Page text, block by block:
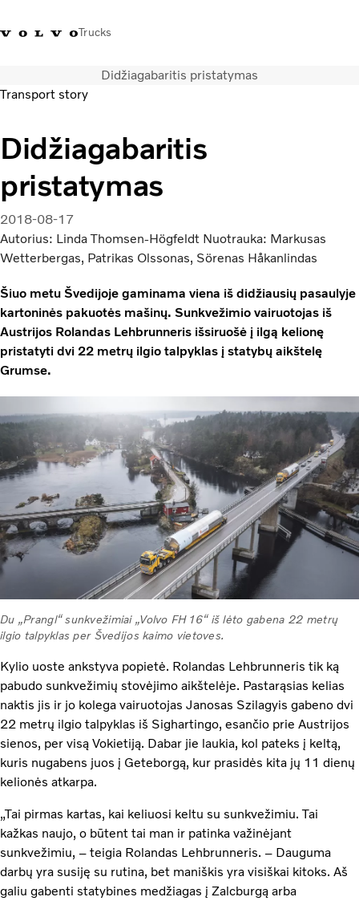
Trucks
Volvo Trucks parduotuvėPrisijungti Lietuva
Transporto sprendimai
Sunkvežimiai
Paslaugos
Volvo Truck Builder
Kontaktai
Naujienos
Apie mus
Didžiagabaritis pristatymas
Transport story
Didžiagabaritis
pristatymas
2018-08-17
Autorius: Linda Thomsen-Högfeldt Nuotrauka: Markusas
Wetterbergas, Patrikas Olssonas, Sörenas Håkanlindas
Šiuo metu Švedijoje gaminama viena iš didžiausių pasaulyje
kartoninės pakuotės mašinų. Sunkvežimio vairuotojas iš
Austrijos Rolandas Lehbrunneris išsiruošė į ilgą kelionę
pristatyti dvi 22 metrų ilgio talpyklas į statybų aikštelę
Grumse.
Du „Prangl“ sunkvežimiai „Volvo FH16“ iš lėto gabena 22 metrų
ilgio talpyklas per Švedijos kaimo vietoves.
Kylio uoste ankstyva popietė. Rolandas Lehbrunneris tik ką
pabudo sunkvežimių stovėjimo aikštelėje. Pastarąsias kelias
naktis jis ir jo kolega vairuotojas Janosas Szilagyis gabeno dvi
22 metrų ilgio talpyklas iš Sighartingo, esančio prie Austrijos
sienos, per visą Vokietiją. Dabar jie laukia, kol pateks į keltą,
kuris nugabens juos į Geteborgą, kur prasidės kita jų 11 dienų
kelionės atkarpa.
„Tai pirmas kartas, kai keliuosi keltu su sunkvežimiu. Tai
kažkas naujo, o būtent tai man ir patinka važinėjant
sunkvežimiu, – teigia Rolandas Lehbrunneris. – Dauguma
darbų yra susiję su rutina, bet maniškis yra visiškai kitoks. Aš
galiu gabenti statybines medžiagas į Zalcburgą arba